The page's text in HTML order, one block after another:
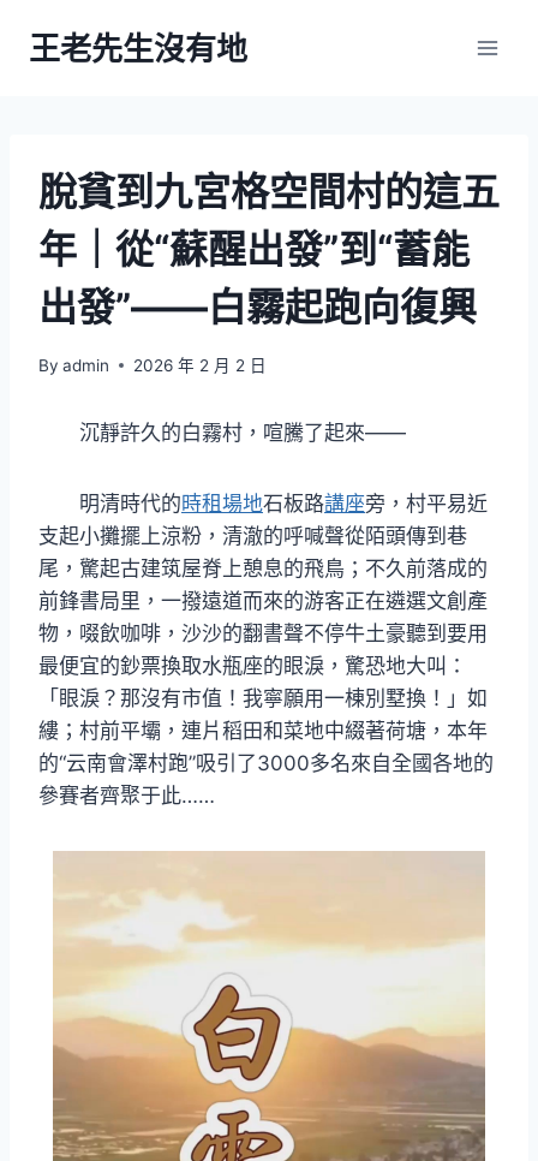
王老先生沒有地
脫貧到九宮格空間村的這五
年｜從“蘇醒出發”到“蓄能
出發”——白霧起跑向復興
By admin 2026 年 2 月 2 日
沉靜許久的白霧村，喧騰了起來——
明清時代的時租場地石板路講座旁，村平易近
支起小攤擺上涼粉，清澈的呼喊聲從陌頭傳到巷
尾，驚起古建筑屋脊上憩息的飛鳥；不久前落成的
前鋒書局里，一撥遠道而來的游客正在遴選文創產
物，啜飲咖啡，沙沙的翻書聲不停牛土豪聽到要用
最便宜的鈔票換取水瓶座的眼淚，驚恐地大叫：
「眼淚？那沒有市值！我寧願用一棟別墅換！」如
縷；村前平壩，連片稻田和菜地中綴著荷塘，本年
的“云南會澤村跑”吸引了3000多名來自全國各地的
參賽者齊聚于此……